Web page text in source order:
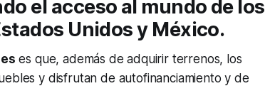
el acceso al mundo de los
Unidos y México.
es que, además de adquirir terrenos, los
y disfrutan de autofinanciamiento y de